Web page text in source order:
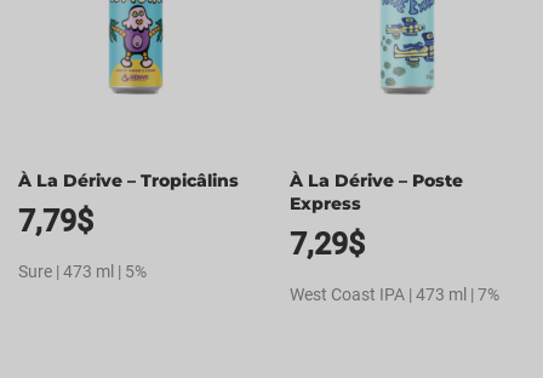
À La Dérive – Tropicâlins
7,79$
Sure | 473 ml | 5%
À La Dérive – Poste
Express
7,29$
West Coast IPA | 473 ml | 7%